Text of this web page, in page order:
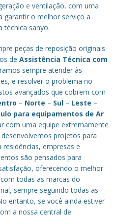
e ventilação, com uma
garantir o melhor serviço a
técnica sanyo.
peças de reposição originais
de Assistência Técnica com
sempre atender às
e resolver o problema no
avançados que cobrem com
– Norte – Sul – Leste –
para equipamentos de Ar
com uma equipe extremamente
projetos para
empresas e
são pensados para
oferecendo o melhor
todas as marcas do
sempre seguindo todas as
entanto, se você ainda estiver
a nossa central de